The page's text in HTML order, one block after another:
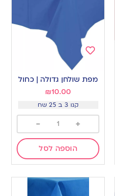
to
מפת שולחן גדולה | כחול
₪10.00
קנו 3 ב 25 שח
+
-
הוספה לסל